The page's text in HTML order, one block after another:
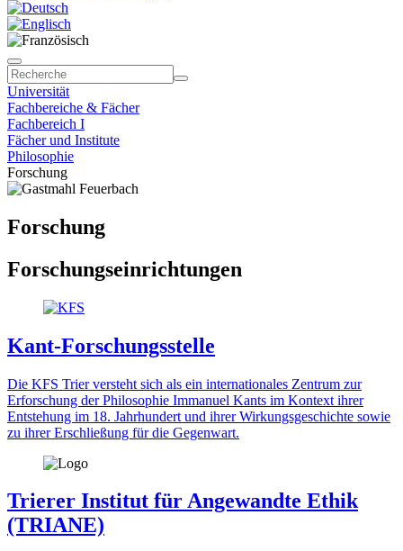
Universität
Fachbereiche & Fächer
Fachbereich I
Fächer und Institute
Philosophie
Forschung
Forschung
Forschungseinrichtungen
Kant-Forschungsstelle
Die KFS Trier versteht sich als ein internationales Zentrum zur
Erforschung der Philosophie Immanuel Kants im Kontext ihrer
Entstehung im 18. Jahrhundert und ihrer Wirkungsgeschichte sowie
zu ihrer Erschließung für die Gegenwart.
Trierer Institut für Angewandte Ethik
(TRIANE)